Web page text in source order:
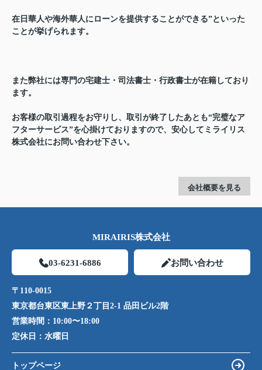
在日華人や海外華人にローンを提供することができる”といった
ことが挙げられます。
また弊社には専門の宅建士・司法書士・行政書士が在籍しており
ます。
お客様の取引過程をお守りし、取引が終了したあとも“完璧なア
フターサービス”を心掛けておりますので、安心してミライリス
株式会社にお問い合わせ下さい。
会社概要を見る
MIRAIRIS株式会社
03-6231-6886 お問い合わせ
〒110-0015
東京都台東区東上野２丁目2-1 品田ビル2階
営業時間： 10:00〜18:00
定休日： 水曜日
トップページ